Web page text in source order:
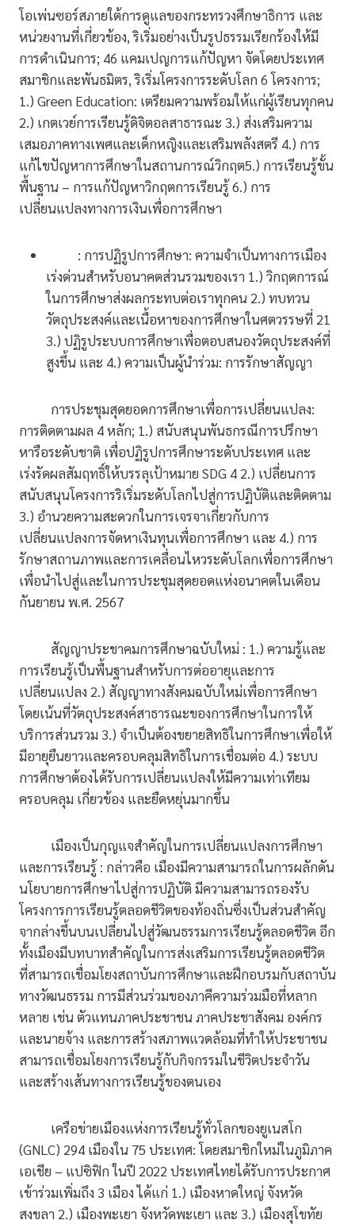
โอเพ่นซอร์สภายใต้การดูแลของกระทรวงศึกษาธิการ และ
หน่วยงานที่เกี่ยวข้อง, ริเริ่มอย่างเป็นรูปธรรมเรียกร้องให้มี
การดำเนินการ; 46 แคมเปญการแก้ปัญหา จัดโดยประเทศ
สมาชิกและพันธมิตร, ริเริ่มโครงการระดับโลก 6 โครงการ;
1.) Green Education: เตรียมความพร้อมให้แก่ผู้เรียนทุกคน
2.) เกตเวย์การเรียนรู้ดิจิตอลสาธารณะ 3.) ส่งเสริมความ
เสมอภาคทางเพศและเด็กหญิงและเสริมพลังสตรี 4.) การ
แก้ไขปัญหาการศึกษาในสถานการณ์วิกฤต5.) การเรียนรู้ขั้น
พื้นฐาน – การแก้ปัญหาวิกฤตการเรียนรู้ 6.) การ
เปลี่ยนแปลงทางการเงินเพื่อการศึกษา
: การปฏิรูปการศึกษา: ความจำเป็นทางการเมือง
เร่งด่วนสำหรับอนาคตส่วนรวมของเรา 1.) วิกฤตการณ์
ในการศึกษาส่งผลกระทบต่อเราทุกคน 2.) ทบทวน
วัตถุประสงค์และเนื้อหาของการศึกษาในศตวรรษที่ 21
3.) ปฏิรูประบบการศึกษาเพื่อตอบสนองวัตถุประสงค์ที่
สูงขึ้น และ 4.) ความเป็นผู้นำร่วม: การรักษาสัญญา
การประชุมสุดยอดการศึกษาเพื่อการเปลี่ยนแปลง:
การติดตามผล 4 หลัก; 1.) สนับสนุนพันธกรณีการปรึกษา
หารือระดับชาติ เพื่อปฏิรูปการศึกษาระดับประเทศ และ
เร่งรัดผลสัมฤทธิ์ให้บรรลุเป้าหมาย SDG 4 2.) เปลี่ยนการ
สนับสนุนโครงการริเริ่มระดับโลกไปสู่การปฏิบัติและติดตาม
3.) อำนวยความสะดวกในการเจรจาเกี่ยวกับการ
เปลี่ยนแปลงการจัดหาเงินทุนเพื่อการศึกษา และ 4.) การ
รักษาสถานภาพและการเคลื่อนไหวระดับโลกเพื่อการศึกษา
เพื่อนำไปสู่และในการประชุมสุดยอดแห่งอนาคตในเดือน
กันยายน พ.ศ. 2567
สัญญาประชาคมการศึกษาฉบับใหม่ : 1.) ความรู้และ
การเรียนรู้เป็นพื้นฐานสำหรับการต่ออายุและการ
เปลี่ยนแปลง 2.) สัญญาทางสังคมฉบับใหม่เพื่อการศึกษา
โดยเน้นที่วัตถุประสงค์สาธารณะของการศึกษาในการให้
บริการส่วนรวม 3.) จำเป็นต้องขยายสิทธิในการศึกษาเพื่อให้
มีอายุยืนยาวและครอบคลุมสิทธิในการเชื่อมต่อ 4.) ระบบ
การศึกษาต้องได้รับการเปลี่ยนแปลงให้มีความเท่าเทียม
ครอบคลุม เกี่ยวข้อง และยืดหยุ่นมากขึ้น
เมืองเป็นกุญแจสำคัญในการเปลี่ยนแปลงการศึกษา
และการเรียนรู้ : กล่าวคือ เมืองมีความสามารถในการผลักดัน
นโยบายการศึกษาไปสู่การปฏิบัติ มีความสามารถรองรับ
โครงการการเรียนรู้ตลอดชีวิตของท้องถิ่นซึ่งเป็นส่วนสำคัญ
จากล่างขึ้นบนเปลี่ยนไปสู่วัฒนธรรมการเรียนรู้ตลอดชีวิต อีก
ทั้งเมืองมีบทบาทสำคัญในการส่งเสริมการเรียนรู้ตลอดชีวิต
ที่สามารถเชื่อมโยงสถาบันการศึกษาและฝึกอบรมกับสถาบัน
ทางวัฒนธรรม การมีส่วนร่วมของภาคีความร่วมมือที่หลาก
หลาย เช่น ตัวแทนภาคประชาชน ภาคประชาสังคม องค์กร
และนายจ้าง และการสร้างสภาพแวดล้อมที่ทำให้ประชาชน
สามารถเชื่อมโยงการเรียนรู้กับกิจกรรมในชีวิตประจำวัน
และสร้างเส้นทางการเรียนรู้ของตนเอง
เครือข่ายเมืองแห่งการเรียนรู้ทั่วโลกของยูเนสโก
(GNLC) 294 เมืองใน 75 ประเทศ: โดยสมาชิกใหม่ในภูมิภาค
เอเชีย – แปซิฟิก ในปี 2022 ประเทศไทยได้รับการประกาศ
เข้าร่วมเพิ่มถึง 3 เมือง ได้แก่ 1.) เมืองหาดใหญ่ จังหวัด
สงขลา 2.) เมืองพะเยา จังหวัดพะเยา และ 3.) เมืองสุโขทัย